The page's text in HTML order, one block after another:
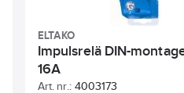
ELTAKO
Impulsrelä DIN-
16A
Art. nr.: 4003173